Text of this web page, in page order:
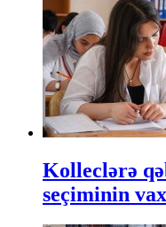
Kolleclərə
seçiminin